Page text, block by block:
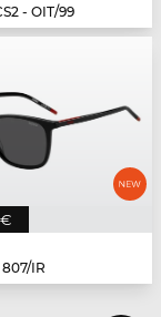
- OIT/99
€
807/IR